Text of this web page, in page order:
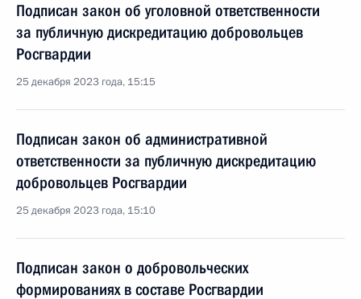
Подписан закон об уголовной ответственности
за публичную дискредитацию добровольцев
Росгвардии
25 декабря 2023 года, 15:15
Подписан закон об административной
ответственности за публичную дискредитацию
добровольцев Росгвардии
25 декабря 2023 года, 15:10
Подписан закон о добровольческих
формированиях в составе Росгвардии